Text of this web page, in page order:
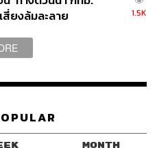
ยงล้มละลาย
1.5K
MONTH